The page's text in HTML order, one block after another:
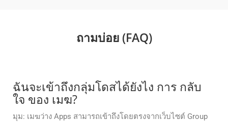
ถามบ่อย (FAQ)
ฉันจะเข้าถึงกลุ่มโดสได้ยังไง การ กลับ
ใจ ของ เมฆ?
มุม: เมฆว่าง Apps สามารถเข้าถึงโดยตรงจากเว็บไซต์ Group